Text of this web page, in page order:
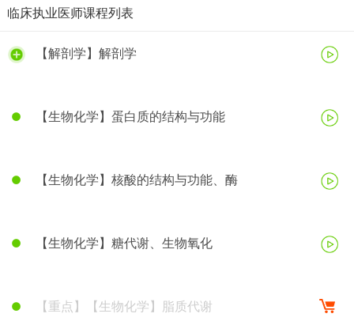
临床执业医师课程列表
【解剖学】解剖学
【生物化学】蛋白质的结构与功能
【生物化学】核酸的结构与功能、酶
【生物化学】糖代谢、生物氧化
【重点】【生物化学】脂质代谢